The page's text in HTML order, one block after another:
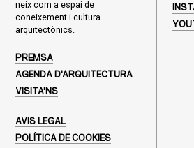
neix com a espai de
coneixement i cultura
arquitectònics.
PREMSA
AGENDA D'ARQUITECTURA
VISITA'NS
AVIS LEGAL
POLÍTICA DE COOKIES